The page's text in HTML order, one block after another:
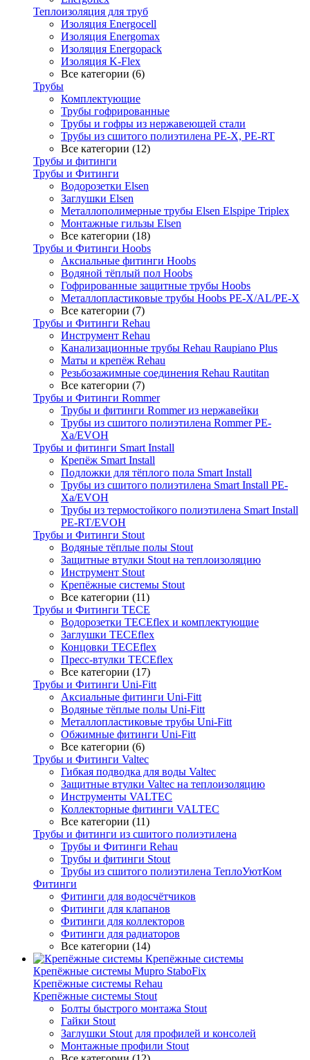
Теплоизоляция для труб
Изоляция Energocell
Изоляция Energomax
Изоляция Energopack
Изоляция K-Flex
Все категории (6)
Трубы
Комплектующие
Трубы гофрированные
Трубы и гофры из нержавеющей стали
Трубы из сшитого полиэтилена PE-X, PE-RT
Все категории (12)
Трубы и фитинги
Трубы и Фитинги
Водорозетки Elsen
Заглушки Elsen
Металлополимерные трубы Elsen Elspipe Triplex
Монтажные гильзы Elsen
Все категории (18)
Трубы и Фитинги Hoobs
Аксиальные фитинги Hoobs
Водяной тёплый пол Hoobs
Гофрированные защитные трубы Hoobs
Металлопластиковые трубы Hoobs PE-X/AL/PE-X
Все категории (7)
Трубы и Фитинги Rehau
Инструмент Rehau
Канализационные трубы Rehau Raupiano Plus
Маты и крепёж Rehau
Резьбозажимные соединения Rehau Rautitan
Все категории (7)
Трубы и Фитинги Rommer
Трубы и фитинги Rommer из нержавейки
Трубы из сшитого полиэтилена Rommer PE-
Xa/EVOH
Трубы и фитинги Smart Install
Крепёж Smart Install
Подложки для тёплого пола Smart Install
Трубы из сшитого полиэтилена Smart Install PE-
Xa/EVOH
Трубы из термостойкого полиэтилена Smart Install
PE-RT/EVOH
Трубы и Фитинги Stout
Водяные тёплые полы Stout
Защитные втулки Stout на теплоизоляцию
Инструмент Stout
Крепёжные системы Stout
Все категории (11)
Трубы и Фитинги TECE
Водорозетки TECEflex и комплектующие
Заглушки TECEflex
Концовки TECEflex
Пресс-втулки TECEflex
Все категории (17)
Трубы и Фитинги Uni-Fitt
Аксиальные фитинги Uni-Fitt
Водяные тёплые полы Uni-Fitt
Металлопластиковые трубы Uni-Fitt
Обжимные фитинги Uni-Fitt
Все категории (6)
Трубы и Фитинги Valtec
Гибкая подводка для воды Valtec
Защитные втулки Valtec на теплоизоляцию
Инструменты VALTEC
Коллекторные фитинги VALTEC
Все категории (11)
Трубы и фитинги из сшитого полиэтилена
Трубы и Фитинги Rehau
Трубы и фитинги Stout
Трубы из сшитого полиэтилена ТеплоУютКом
Фитинги
Фитинги для водосчётчиков
Фитинги для клапанов
Фитинги для коллекторов
Фитинги для радиаторов
Все категории (14)
Крепёжные системы
Крепёжные системы Mupro StaboFix
Крепёжные системы Rehau
Крепёжные системы Stout
Болты быстрого монтажа Stout
Гайки Stout
Заглушки Stout для профилей и консолей
Монтажные профили Stout